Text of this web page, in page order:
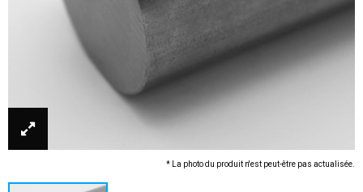
* La photo du produit n'est peut-être pas actualisée.